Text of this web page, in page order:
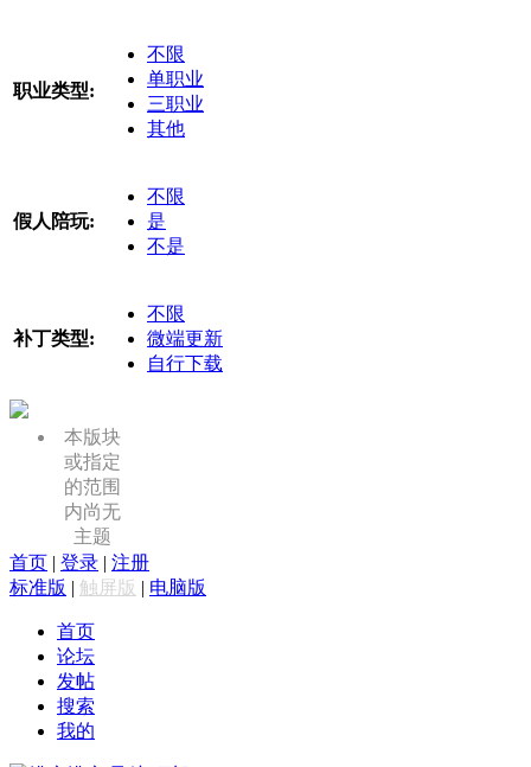
职业类型:
不限
单职业
三职业
其他
假人陪玩:
不限
是
不是
补丁类型:
不限
微端更新
自行下载
本版块
或指定
的范围
内尚无
主题
首页 | 登录 | 注册
标准版 | 触屏版 | 电脑版
首页
论坛
发帖
搜索
我的